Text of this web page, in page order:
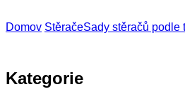
Domov StěračeSady stěračů podle
Kategorie